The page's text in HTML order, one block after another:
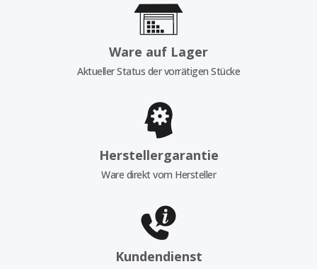
Ware auf Lager
Aktueller Status der vorrätigen Stücke
Herstellergarantie
Ware direkt vom Hersteller
Kundendienst